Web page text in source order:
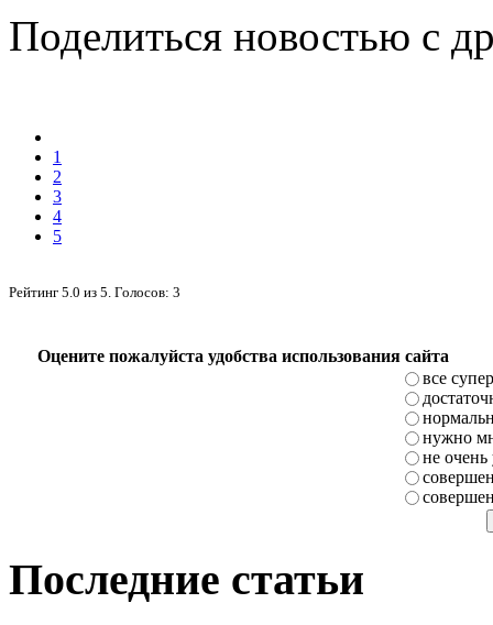
Поделиться новостью с
1
2
3
4
5
Рейтинг 5.0 из 5 . Голосов: 3
Оцените пожалуйста удобства использования сайта
все супер
нужно
не очень
Последние статьи